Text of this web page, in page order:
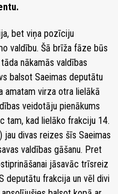
bet viņa pozīciju
valdību. Šā brīža fāze būs
nākamās valdības
balsot Saeimas deputātu
amatam virza otra lielākā
veidotāju pienākums
tam, kad lielāko frakciju 14.
jau divas reizes šīs Saeimas
valdības gāšanu. Pret
jāsavāc trīsreiz
deputātu frakcija un vēl divi